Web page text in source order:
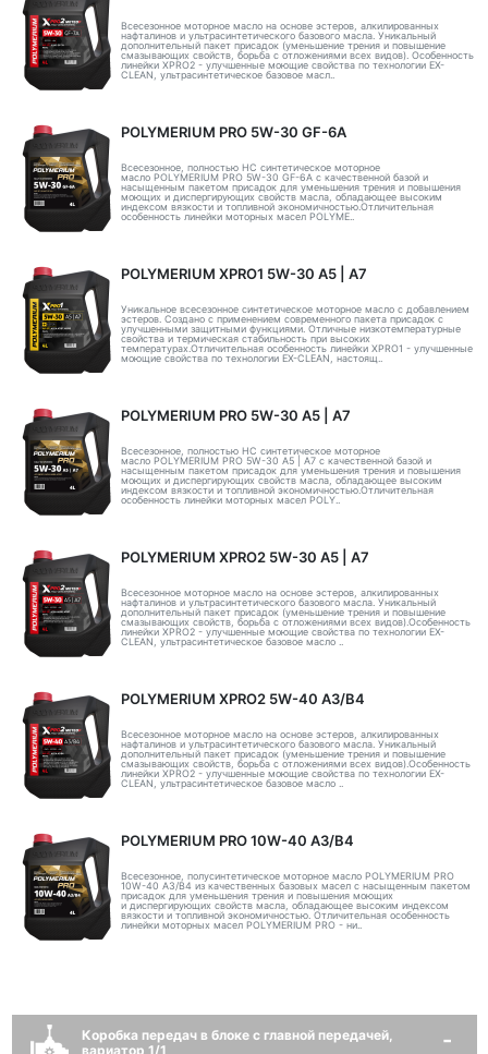
Всесезонное моторное масло на основе эстеров, алкилированных
нафталинов и ультрасинтетического базового масла. Уникальный
дополнительный пакет присадок (уменьшение трения и повышение
смазывающих свойств, борьба с отложениями всех видов). Особенность
линейки XPRO2 - улучшенные моющие свойства по технологии EX-
CLEAN, ультрасинтетическое базовое масл..
POLYMERIUM PRO 5W-30 GF-6A
Всесезонное, полностью HC синтетическое моторное
масло POLYMERIUM PRO 5W-30 GF-6A с качественной базой и
насыщенным пакетом присадок для уменьшения трения и повышения
моющих и диспергирующих свойств масла, обладающее высоким
индексом вязкости и топливной экономичностью.Отличительная
особенность линейки моторных масел POLYME..
POLYMERIUM XPRO1 5W-30 А5 | А7
Уникальное всесезонное синтетическое моторное масло с добавлением
эстеров. Создано с применением современного пакета присадок с
улучшенными защитными функциями. Отличные низкотемпературные
свойства и термическая стабильность при высоких
температурах.Отличительная особенность линейки XPRO1 - улучшенные
моющие свойства по технологии EX-CLEAN, настоящ..
POLYMERIUM PRO 5W-30 A5 | А7
Всесезонное, полностью HC синтетическое моторное
масло POLYMERIUM PRO 5W-30 A5 | А7 с качественной базой и
насыщенным пакетом присадок для уменьшения трения и повышения
моющих и диспергирующих свойств масла, обладающее высоким
индексом вязкости и топливной экономичностью.Отличительная
особенность линейки моторных масел POLY..
POLYMERIUM XPRO2 5W-30 А5 | А7
Всесезонное моторное масло на основе эстеров, алкилированных
нафталинов и ультрасинтетического базового масла. Уникальный
дополнительный пакет присадок (уменьшение трения и повышение
смазывающих свойств, борьба с отложениями всех видов).Особенность
линейки XPRO2 - улучшенные моющие свойства по технологии EX-
CLEAN, ультрасинтетическое базовое масло ..
POLYMERIUM XPRO2 5W-40 A3/B4
Всесезонное моторное масло на основе эстеров, алкилированных
нафталинов и ультрасинтетического базового масла. Уникальный
дополнительный пакет присадок (уменьшение трения и повышение
смазывающих свойств, борьба с отложениями всех видов).Особенность
линейки XPRO2 - улучшенные моющие свойства по технологии EX-
CLEAN, ультрасинтетическое базовое масло ..
POLYMERIUM PRO 10W-40 A3/B4
Всесезонное, полусинтетическое моторное масло POLYMERIUM PRO
10W-40 A3/B4 из качественных базовых масел с насыщенным пакетом
присадок для уменьшения трения и повышения моющих
и диспергирующих свойств масла, обладающее высоким индексом
вязкости и топливной экономичностью. Отличительная особенность
линейки моторных масел POLYMERIUM PRO - ни..
Коробка передач в блоке с главной передачей,
вариатор 1/1